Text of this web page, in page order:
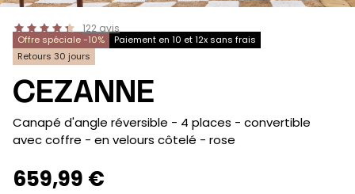
122 avis
Offre spéciale -10%
Paiement en 10 et 12x sans frais
Retours 30 jours
CEZANNE
-
Canapé d'angle réversible - 4 places - convertible
avec coffre - en velours côtelé - rose
659,99 €